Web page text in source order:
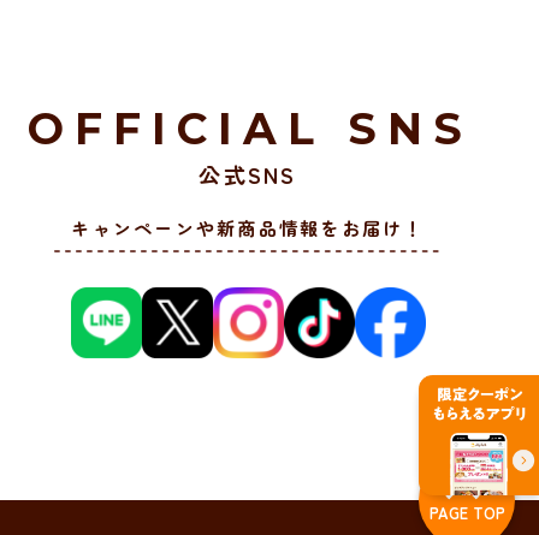
OFFICIAL SNS
公式SNS
キャンペーンや新商品情報をお届け！
PAGE TOP